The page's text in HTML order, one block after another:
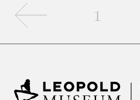
Vorherige Seite
1